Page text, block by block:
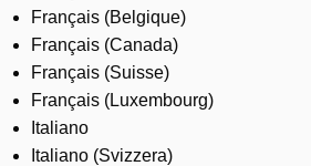
Français (Belgique)
Français (Canada)
Français (Suisse)
Français (Luxembourg)
Italiano
Italiano (Svizzera)